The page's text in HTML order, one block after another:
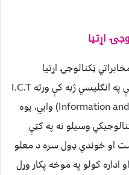
ا‌ړتیا
ټکنالوجۍ ا‌ړتیا
معلوماتي او مخابراتي ټکنالوجۍ چې په انګلیسي ژبه کې ورته I.C.T
(Information and Communication Technology ) وايي، یوه
وسیلو نه په ګټې
او خوندي ډول سره د معلو
اداره کولو په موخه پکار وړل